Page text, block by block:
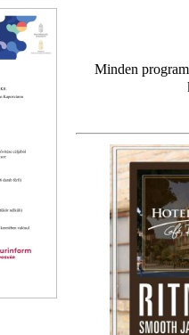
Minden